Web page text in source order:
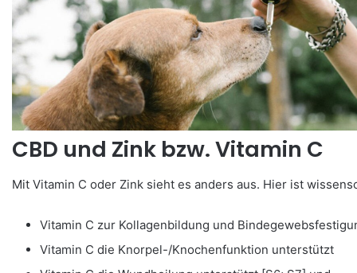
CBD und Zink bzw. Vitamin C
Mit Vitamin C oder Zink sieht es anders aus. Hier ist
Vitamin C zur Kollagenbildung und
Vitamin C die Knorpel-/Knochenfunktion unterstützt